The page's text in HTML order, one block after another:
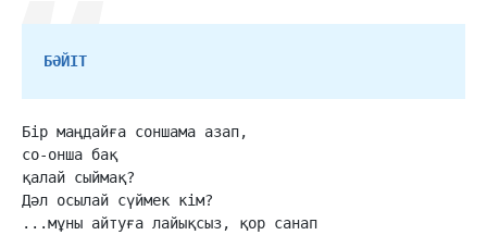
БӘЙІТ
Бір маңдайға соншама азап,
со-онша бақ
қалай сыймақ?
Дәл осылай сүймек кім?
...мұны айтуға лайықсыз, қор санап